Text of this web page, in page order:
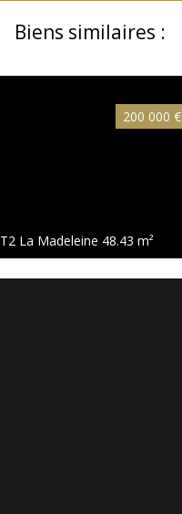
Biens similaires :
200 000 €
T2 La Madeleine 48.43 m²